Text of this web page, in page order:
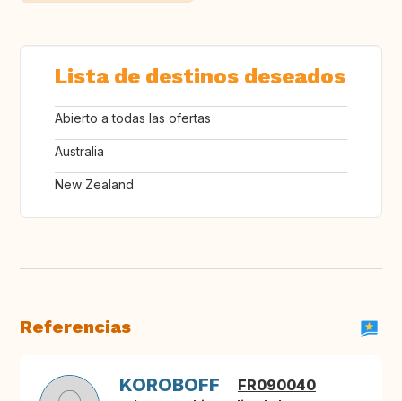
Lista de destinos deseados
Abierto a todas las ofertas
Australia
New Zealand
Referencias
KOROBOFF FR090040